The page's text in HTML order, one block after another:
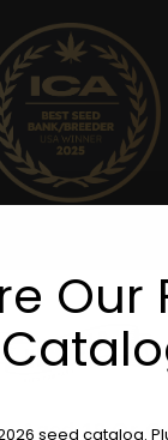
Aged 18 Or
Our
seed catalog.